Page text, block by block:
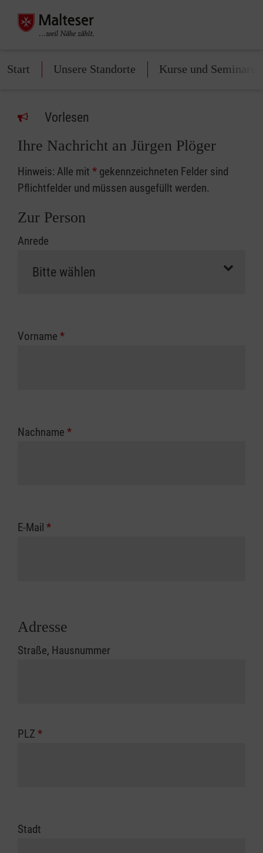
Start Unsere Standorte Kurse und Seminare
Vorlesen
Ihre Nachricht an Jürgen Plöger
Hinweis: Alle mit * gekennzeichneten Felder sind
Pflichtfelder und müssen ausgefüllt werden.
Zur Person
Anrede
Vorname *
Nachname *
E-Mail *
Adresse
Straße, Hausnummer
PLZ *
Stadt